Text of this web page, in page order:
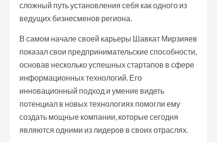
сложный путь установления себя как одного из
ведущих бизнесменов региона.
В самом начале своей карьеры Шавкат Мирзияев
показал свои предпринимательские способности,
основав несколько успешных стартапов в сфере
информационных технологий. Его
инновационный подход и умение видеть
потенциал в новых технологиях помогли ему
создать мощные компании, которые сегодня
являются одними из лидеров в своих отраслях.